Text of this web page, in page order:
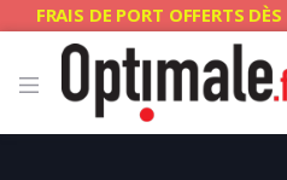
FRAIS DE PORT OFFERTS